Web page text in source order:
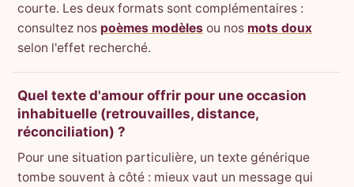
courte. Les deux formats sont complémentaires :
consultez nos poèmes modèles ou nos mots doux
selon l'effet recherché.
Quel texte d'amour offrir pour une occasion
inhabituelle (retrouvailles, distance,
réconciliation) ?
Pour une situation particulière, un texte générique
tombe souvent à côté : mieux vaut un message qui